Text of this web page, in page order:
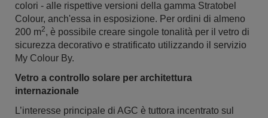
colori - alle rispettive versioni della gamma Stratobel
Colour, anch'essa in esposizione. Per ordini di almeno
200 m2, è possibile creare singole tonalità per il vetro di
sicurezza decorativo e stratificato utilizzando il servizio
My Colour By.
Vetro a controllo solare per architettura
internazionale
L’interesse principale di AGC è tuttora incentrato sul